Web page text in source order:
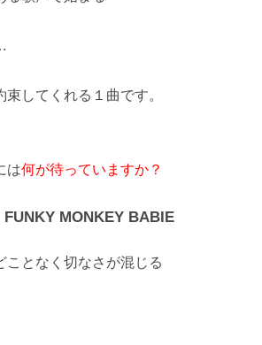
束してくれる１曲です。
は何が待っていますか？
MONKEY BABIE
ことなく 切なさ が混じる